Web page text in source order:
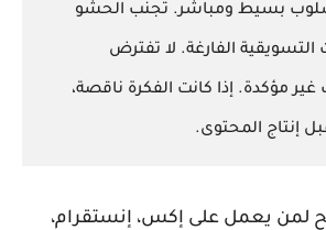
بسيط ومباشر. تجنب الحشو
التسويقية الفارغة. لا تفترض
مؤكدة. إذا كانت الفكرة ناقصة،
إنتاج المحتوى.
لمن يعمل على إكس، إنستقرام،